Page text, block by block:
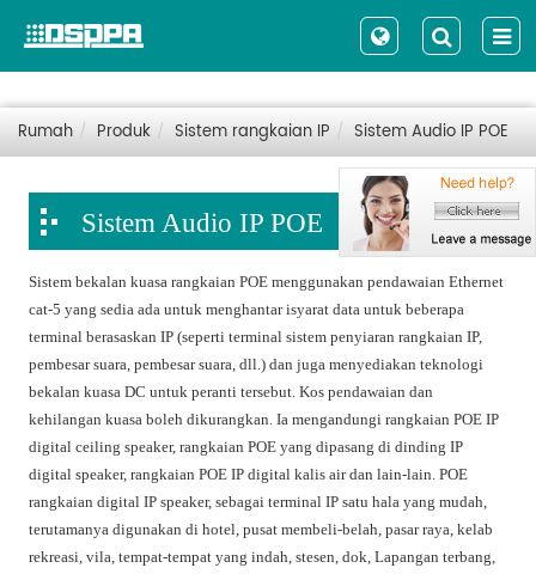
Rumah Produk Sistem rangkaian IP Sistem Audio IP POE
Sistem Audio IP POE
Sistem bekalan kuasa rangkaian POE menggunakan pendawaian Ethernet
cat-5 yang sedia ada untuk menghantar isyarat data untuk beberapa
terminal berasaskan IP (seperti terminal sistem penyiaran rangkaian IP,
pembesar suara, pembesar suara, dll.) dan juga menyediakan teknologi
bekalan kuasa DC untuk peranti tersebut. Kos pendawaian dan
kehilangan kuasa boleh dikurangkan. Ia mengandungi rangkaian POE IP
digital ceiling speaker, rangkaian POE yang dipasang di dinding IP
digital speaker, rangkaian POE IP digital kalis air dan lain-lain. POE
rangkaian digital IP speaker, sebagai terminal IP satu hala yang mudah,
terutamanya digunakan di hotel, pusat membeli-belah, pasar raya, kelab
rekreasi, vila, tempat-tempat yang indah, stesen, dok, Lapangan terbang,